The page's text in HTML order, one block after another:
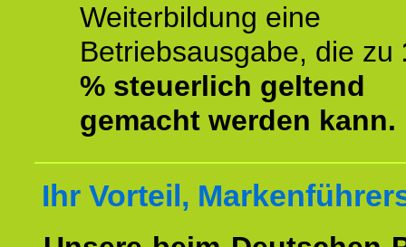
Weiterbildung eine
Betriebsausgabe, die zu
% steuerlich geltend
gemacht werden kann.
Ihr Vorteil,